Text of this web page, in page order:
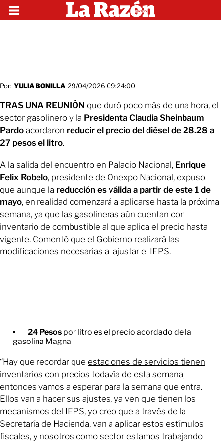
Por: YULIA BONILLA 29/04/2026 09:24:00
TRAS UNA REUNIÓN que duró poco más de una hora, el
sector gasolinero y la Presidenta Claudia Sheinbaum
Pardo acordaron reducir el precio del diésel de 28.28 a
27 pesos el litro.
A la salida del encuentro en Palacio Nacional, Enrique
Felix Robelo, presidente de Onexpo Nacional, expuso
que aunque la reducción es válida a partir de este 1 de
mayo, en realidad comenzará a aplicarse hasta la próxima
semana, ya que las gasolineras aún cuentan con
inventario de combustible al que aplica el precio hasta
vigente. Comentó que el Gobierno realizará las
modificaciones necesarias al ajustar el IEPS.
24 Pesos por litro es el precio acordado de la
gasolina Magna
“Hay que recordar que estaciones de servicios tienen
inventarios con precios todavía de esta semana,
entonces vamos a esperar para la semana que entra.
Ellos van a hacer sus ajustes, ya ven que tienen los
mecanismos del IEPS, yo creo que a través de la
Secretaría de Hacienda, van a aplicar estos estímulos
fiscales, y nosotros como sector estamos trabajando